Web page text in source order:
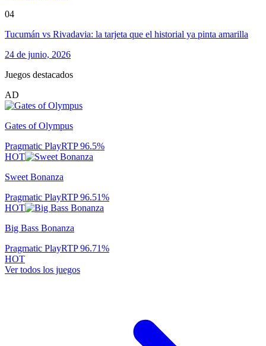
04
Tucumán vs Rivadavia: la tarjeta que el historial ya pinta amarilla
24 de junio, 2026
Juegos destacados
AD
Gates of Olympus
Pragmatic PlayRTP96.5%
HOT
Sweet Bonanza
Pragmatic PlayRTP96.51%
HOT
Big Bass Bonanza
Pragmatic PlayRTP96.71%
HOT
Ver todos los juegos